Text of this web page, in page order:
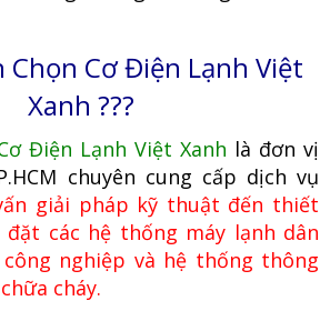
Chọn Cơ Điện Lạnh Việt
Xanh ???
Điện Lạnh Việt Xanh là đơn vị
chuyên cung cấp dịch vụ
giải pháp kỹ thuật đến thiết
các hệ thống máy lạnh dân
nghiệp và hệ thống thông
cháy.